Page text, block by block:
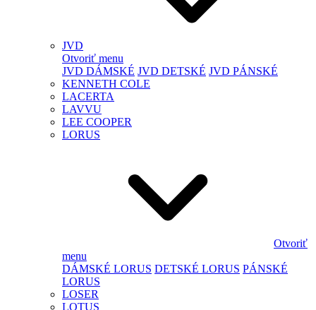
JVD
Otvoriť menu
JVD DÁMSKÉ JVD DETSKÉ JVD PÁNSKÉ
KENNETH COLE
LACERTA
LAVVU
LEE COOPER
LORUS
Otvoriť
menu
DÁMSKÉ LORUS DETSKÉ LORUS PÁNSKÉ
LORUS
LOSER
LOTUS